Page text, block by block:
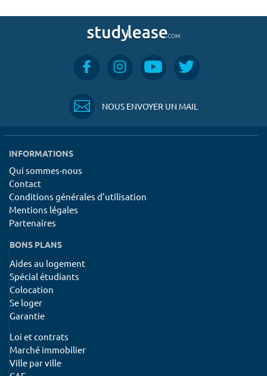
NOUS ENVOYER UN MAIL
INFORMATIONS
Qui sommes-nous
Contact
Conditions générales d'utilisation
Mentions légales
Partenaires
BONS PLANS
Aides au logement
Spécial étudiants
Colocation
Se loger
Garantie
Loi et contrats
Marché immobilier
Ville par ville